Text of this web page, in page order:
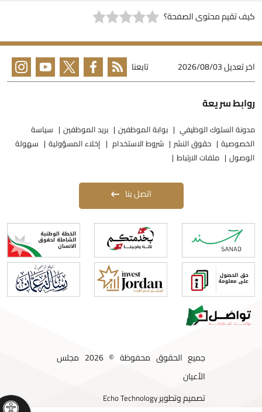
كيف تقيم محتوى الصفحة؟
اخر تعديل2026/08/03 تابعنا
روابط سريعة
مدونة السلوك الوظيفي بوابة الموظفين بريد الموظفين
سياسة
الخصوصية
حقوق النشر شروط الاستخدام إخلاء المسؤولية
سهولة
الوصول
ملفات الارتباط
اتصل بنا
جميع الحقوق محفوظة © 2026 مجلس
الأعيان
تصميم وتطويرEcho Technology